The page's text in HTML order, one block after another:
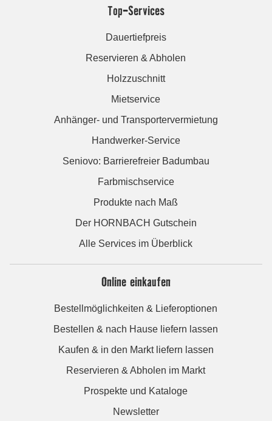
Top-Services
Dauertiefpreis
Reservieren & Abholen
Holzzuschnitt
Mietservice
Anhänger- und Transportervermietung
Handwerker-Service
Seniovo: Barrierefreier Badumbau
Farbmischservice
Produkte nach Maß
Der HORNBACH Gutschein
Alle Services im Überblick
Online einkaufen
Bestellmöglichkeiten & Lieferoptionen
Bestellen & nach Hause liefern lassen
Kaufen & in den Markt liefern lassen
Reservieren & Abholen im Markt
Prospekte und Kataloge
Newsletter